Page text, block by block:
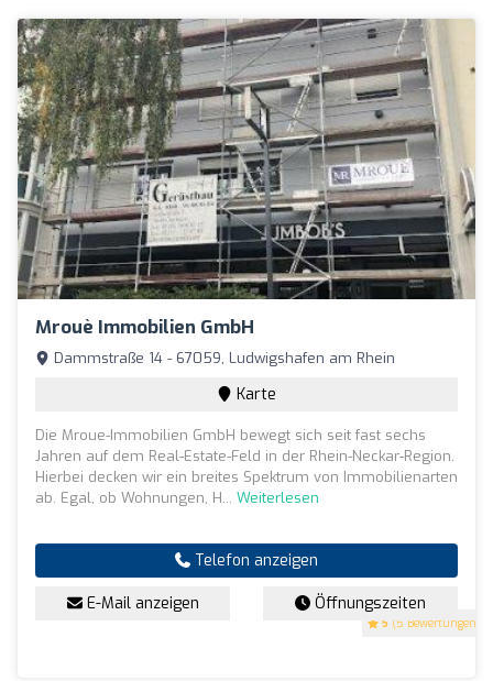
Mrouè Immobilien GmbH
5 (5 Bewertungen)
Dammstraße 14 - 67059, Ludwigshafen am Rhein
Karte
Die Mroue-Immobilien GmbH bewegt sich seit fast sechs
Jahren auf dem Real-Estate-Feld in der Rhein-Neckar-Region.
Hierbei decken wir ein breites Spektrum von Immobilienarten
ab. Egal, ob Wohnungen, H... Weiterlesen
Telefon anzeigen
E-Mail anzeigen Öffnungszeiten